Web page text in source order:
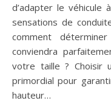
d’adapter le véhicule
sensations de
comment
conviendra
votre taille ? Choisir
primordial pour
hauteur…